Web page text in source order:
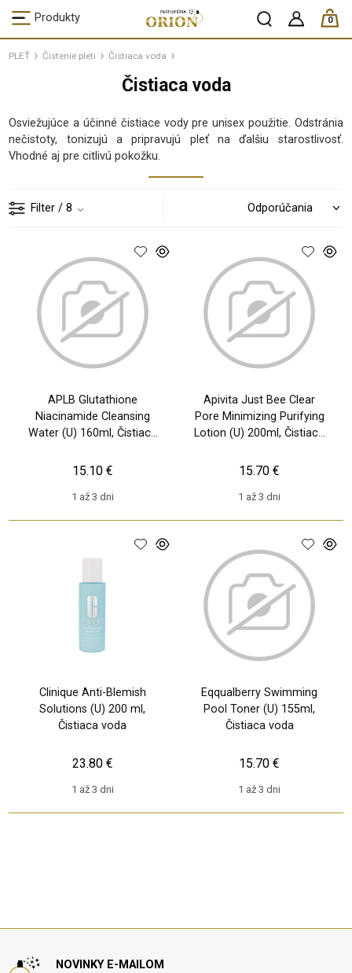
Produkty 0
ks /
PLEŤ Čistenie pleti Čistiaca voda
Čistiaca voda
Osviežujúce a účinné čistiace vody pre unisex použitie. Odstránia
nečistoty, tonizujú a pripravujú pleť na ďalšiu starostlivosť.
Vhodné aj pre citlivú pokožku.
Filter / 8
APLB Glutathione
Niacinamide Cleansing
Water (U) 160ml, Čistiaca
1 až 3 dni
15.10 €
Apivita Just Bee Clear
Pore Minimizing Purifying
Lotion (U) 200ml, Čistiaca
1 až 3 dni
15.70 €
Clinique Anti-Blemish
Solutions (U) 200 ml,
Čistiaca voda
1 až 3 dni
23.80 €
Eqqualberry Swimming
Pool Toner (U) 155ml,
Čistiaca voda
1 až 3 dni
15.70 €
NOVINKY E-MAILOM